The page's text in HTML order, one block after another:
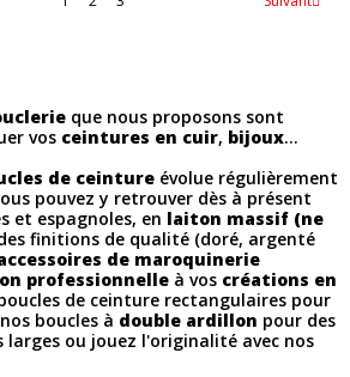
que nous proposons sont
vos ceintures en cuir, bijoux...
de ceinture évolue régulièrement
pouvez y retrouver dès à présent
et espagnoles, en laiton massif (ne
finitions de qualité (doré, argenté
de maroquinerie
professionnelle à vos créations en
de ceinture rectangulaires pour
boucles à double ardillon pour des
larges ou jouez l'originalité avec nos